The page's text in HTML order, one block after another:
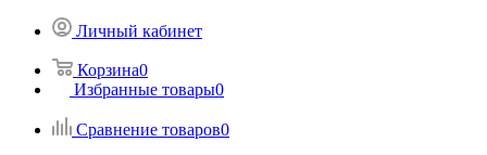
Личный кабинет
Корзина0
Избранные товары0
Сравнение товаров0